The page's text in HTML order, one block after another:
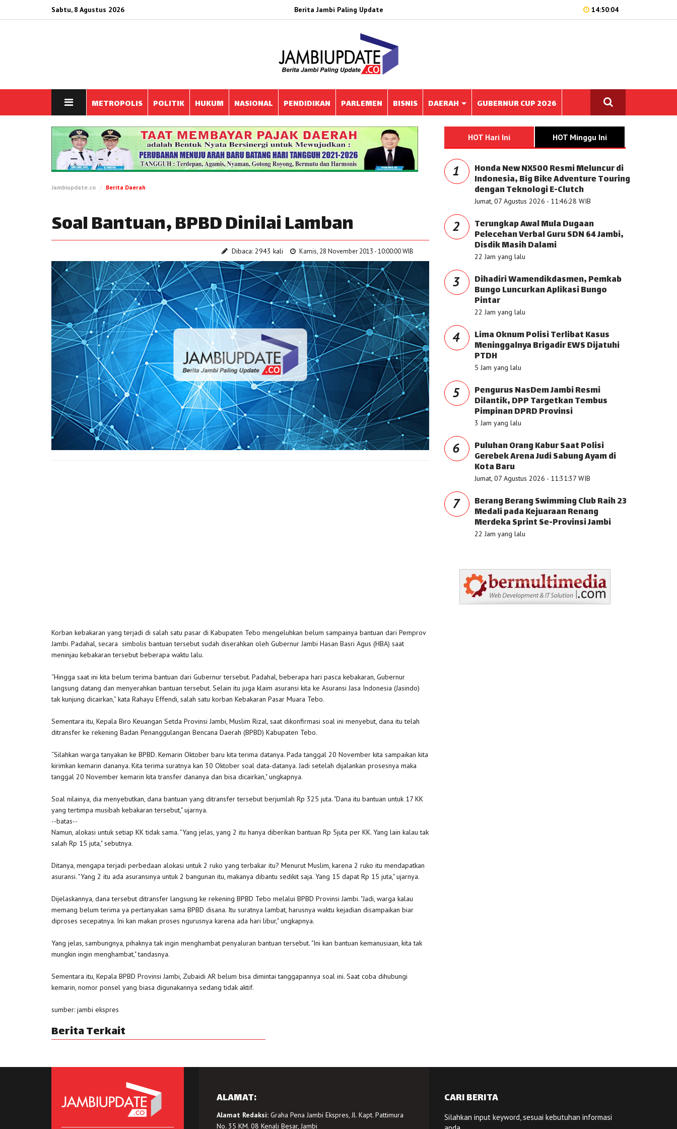
Sabtu, 8 Agustus 2026 Berita Jambi Paling Update 14:50:04
METROPOLIS POLITIK HUKUM NASIONAL PENDIDIKAN PARLEMEN BISNIS DAERAH GUBERNUR CUP 2026
Jambiupdate.co Berita Daerah
Soal Bantuan, BPBD Dinilai Lamban
Dibaca: 2943 kali Kamis, 28 November 2013 - 10:00:00 WIB
Korban kebakaran yang terjadi di salah satu pasar di Kabupaten Tebo mengeluhkan belum sampainya bantuan dari Pemprov
Jambi. Padahal, secara simbolis bantuan tersebut sudah diserahkan oleh Gubernur Jambi Hasan Basri Agus (HBA) saat
meninjau kebakaran tersebut beberapa waktu lalu.
“Hingga saat ini kita belum terima bantuan dari Gubernur tersebut. Padahal, beberapa hari pasca kebakaran, Gubernur
langsung datang dan menyerahkan bantuan tersebut. Selain itu juga klaim asuransi kita ke Asuransi Jasa Indonesia (Jasindo)
tak kunjung dicairkan,” kata Rahayu Effendi, salah satu korban Kebakaran Pasar Muara Tebo.
Sementara itu, Kepala Biro Keuangan Setda Provinsi Jambi, Muslim Rizal, saat dikonfirmasi soal ini menyebut, dana itu telah
ditransfer ke rekening Badan Penanggulangan Bencana Daerah (BPBD) Kabupaten Tebo.
“Silahkan warga tanyakan ke BPBD. Kemarin Oktober baru kita terima datanya. Pada tanggal 20 November kita sampaikan kita
kirimkan kemarin dananya. Kita terima suratnya kan 30 Oktober soal data-datanya. Jadi setelah dijalankan prosesnya maka
tanggal 20 November kemarin kita transfer dananya dan bisa dicairkan," ungkapnya.
Soal nilainya, dia menyebutkan, dana bantuan yang ditransfer tersebut berjumlah Rp 325 juta. "Dana itu bantuan untuk 17 KK
yang tertimpa musibah kebakaran tersebut," ujarnya.
--batas--
Namun, alokasi untuk setiap KK tidak sama. "Yang jelas, yang 2 itu hanya diberikan bantuan Rp 5juta per KK. Yang lain kalau tak
salah Rp 15 juta," sebutnya.
Ditanya, mengapa terjadi perbedaan alokasi untuk 2 ruko yang terbakar itu? Menurut Muslim, karena 2 ruko itu mendapatkan
asuransi. "Yang 2 itu ada asuransinya untuk 2 bangunan itu, makanya dibantu sedikit saja. Yang 15 dapat Rp 15 juta," ujarnya.
Dijelaskannya, dana tersebut ditransfer langsung ke rekening BPBD Tebo melalui BPBD Provinsi Jambi. "Jadi, warga kalau
memang belum terima ya pertanyakan sama BPBD disana. Itu suratnya lambat, harusnya waktu kejadian disampaikan biar
diproses secepatnya. Ini kan makan proses ngurusnya karena ada hari libur," ungkapnya.
Yang jelas, sambungnya, pihaknya tak ingin menghambat penyaluran bantuan tersebut. "Ini kan bantuan kemanusiaan, kita tak
mungkin ingin menghambat," tandasnya.
Sementara itu, Kepala BPBD Provinsi Jambi, Zubaidi AR belum bisa dimintai tanggapannya soal ini. Saat coba dihubungi
kemarin, nomor ponsel yang biasa digunakannya sedang tidak aktif.
sumber: jambi ekspres
Berita Terkait
HOT Hari Ini HOT Minggu Ini
1 Honda New NX500 Resmi Meluncur di
Indonesia, Big Bike Adventure Touring
dengan Teknologi E-Clutch
Jumat, 07 Agustus 2026 - 11:46:28 WIB
2 Terungkap Awal Mula Dugaan
Pelecehan Verbal Guru SDN 64 Jambi,
Disdik Masih Dalami
22 Jam yang lalu
3 Dihadiri Wamendikdasmen, Pemkab
Bungo Luncurkan Aplikasi Bungo
Pintar
22 Jam yang lalu
4 Lima Oknum Polisi Terlibat Kasus
Meninggalnya Brigadir EWS Dijatuhi
PTDH
5 Jam yang lalu
5 Pengurus NasDem Jambi Resmi
Dilantik, DPP Targetkan Tembus
Pimpinan DPRD Provinsi
3 Jam yang lalu
6 Puluhan Orang Kabur Saat Polisi
Gerebek Arena Judi Sabung Ayam di
Kota Baru
Jumat, 07 Agustus 2026 - 11:31:37 WIB
7 Berang Berang Swimming Club Raih 23
Medali pada Kejuaraan Renang
Merdeka Sprint Se-Provinsi Jambi
22 Jam yang lalu
ALAMAT:
Alamat Redaksi:Graha Pena Jambi Ekspres, Jl. Kapt. Pattimura
No. 35 KM. 08 Kenali Besar, Jambi
CARI BERITA
Silahkan input keyword, sesuai kebutuhan informasi